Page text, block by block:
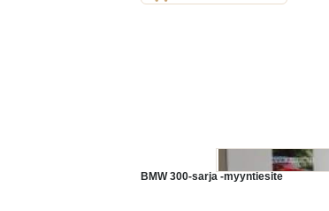
BMW 300-sarja -myyntiesite